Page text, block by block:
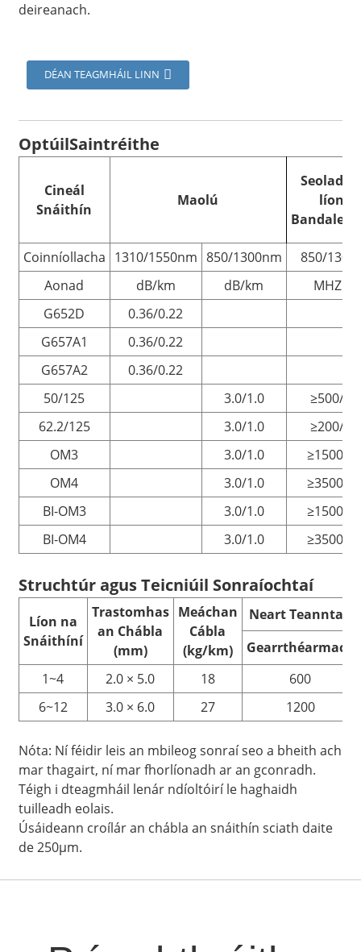
deireanach.
DÉAN TEAGMHÁIL LINN
OptúilSaintréithe
Cineál
Snáithín
Maolú
Seoladh
líonta
Coinníollacha 1310/1550nm 850/1300nm
850/
Aonad
dB/km dB/km
G652D
0.36/0.22
G657A1
0.36/0.22
G657A2
0.36/0.22
50/125
3.0/1.0
≥500/
62.2/125
3.0/1.0
≥200/
OM3
3.0/1.0
≥1500/
OM4
3.0/1.0
≥3500/
BI-OM3
3.0/1.0
≥1500/
BI-OM4
3.0/1.0 ≥3500/
Struchtúr agus Teicniúil Sonraíochtaí
Líon na
Snáithíní
Trastomhas
an Chábla
(mm)
Meáchan
Cábla
(kg/km)
Neart
Gearrthéarmach
1~4
2.0 × 5.0 18
600
6~12
3.0 × 6.0 27 1200
Nóta: Ní féidir leis an mbileog sonraí seo a bheith ach
mar thagairt, ní mar fhorlíonadh ar an gconradh.
Téigh i dteagmháil lenár ndíoltóirí le haghaidh
tuilleadh eolais.
Úsáideann croílár an chábla an snáithín sciath daite
de 250μm.